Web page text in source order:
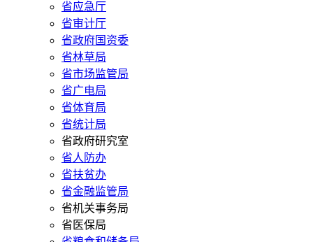
省应急厅
省审计厅
省政府国资委
省林草局
省市场监管局
省广电局
省体育局
省统计局
省政府研究室
省人防办
省扶贫办
省金融监管局
省机关事务局
省医保局